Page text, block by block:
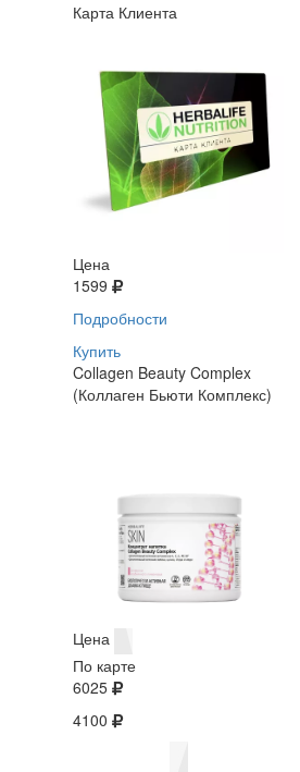
Карта Клиента
Цена
1599
Подробности
Купить
Collagen Beauty Complex
(Коллаген Бьюти Комплекс)
Цена
По карте
6025
4100